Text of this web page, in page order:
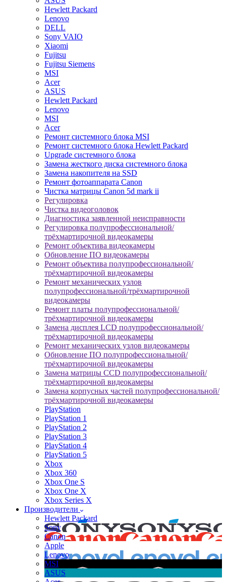
Hewlett Packard
Lenovo
DELL
Sony VAIO
Xiaomi
Fujitsu
Fujitsu Siemens
MSI
Acer
ASUS
Hewlett Packard
Lenovo
MSI
Acer
Ремонт системного блока MSI
Ремонт системного блока Hewlett Packard
Upgrade системного блока
Замена жесткого диска системного блока
Замена накопителя на SSD
Ремонт фотоаппарата Canon
Чистка матрицы Canon 5d mark ii
Регулировка
Чистка видеоголовок
Диагностика заявленной неисправности
Регулировка полупрофессиональной/
трёхмартирочной видеокамеры
Ремонт объектива видеокамеры
Обновление ПО видеокамеры
Ремонт объектива полупрофессиональной/
трёхмартирочной видеокамеры
Ремонт механических узлов
полупрофессиональной/трёхмартирочной
видеокамеры
Ремонт платы полупрофессиональной/
трёхмартирочной видеокамеры
Замена дисплея LCD полупрофессиональной/
трёхмартирочной видеокамеры
Ремонт механических узлов видеокамеры
Обновление ПО полупрофессиональной/
трёхмартирочной видеокамеры
Замена матрицы CCD полупрофессиональной/
трёхмартирочной видеокамеры
Замена корпусных частей полупрофессиональной/
трёхмартирочной видеокамеры
PlayStation
PlayStation 1
PlayStation 2
PlayStation 3
PlayStation 4
PlayStation 5
Xbox
Xbox 360
Xbox One S
Xbox One X
Xbox Series X
Производители
Hewlett Packard
Sony
Canon
Apple
Lenovo
MSI
ASUS